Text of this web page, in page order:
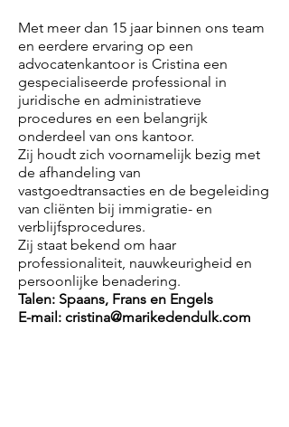
Met meer dan 15 jaar binnen ons team
en eerdere ervaring op een
advocatenkantoor is Cristina een
gespecialiseerde professional in
juridische en administratieve
procedures en een belangrijk
onderdeel van ons kantoor.
Zij houdt zich voornamelijk bezig met
de afhandeling van
vastgoedtransacties en de begeleiding
van cliënten bij immigratie- en
verblijfsprocedures.
Zij staat bekend om haar
professionaliteit, nauwkeurigheid en
persoonlijke benadering.
Talen: Spaans, Frans en Engels
E-mail: cristina@marikedendulk.com